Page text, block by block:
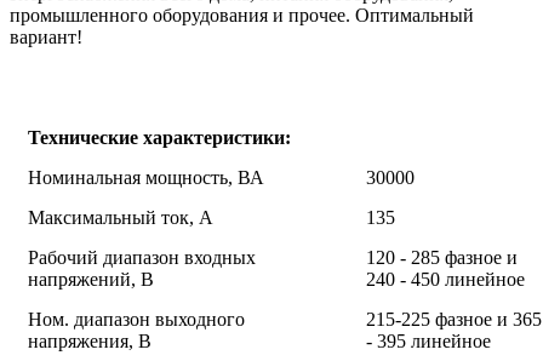
промышленного оборудования и прочее. Оптимальный
вариант!
Технические характеристики:
Номинальная мощность, ВА
30000
Максимальный ток, А
135
Рабочий диапазон входных
напряжений, В
120 - 285 фазное и
240 - 450 линейное
Ном. диапазон выходного
напряжения, В
215-225 фазное и 365
- 395 линейное